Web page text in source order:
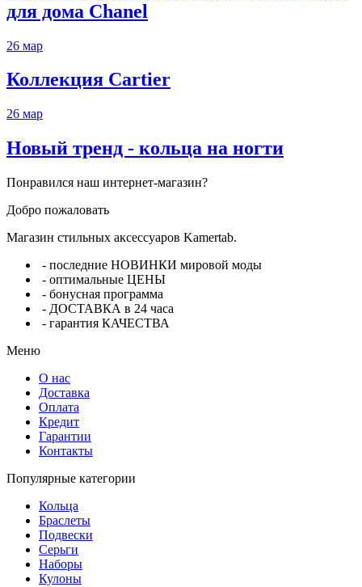
для дома Chanel
26 мар
Коллекция Cartier
26 мар
Новый тренд - кольца на ногти
Понравился наш интернет-магазин?
Добро пожаловать
Магазин стильных аксессуаров Kamertab.
- последние НОВИНКИ мировой моды
- оптимальные ЦЕНЫ
- бонусная программа
- ДОСТАВКА в 24 часа
- гарантия КАЧЕСТВА
Меню
О нас
Доставка
Оплата
Кредит
Гарантии
Контакты
Популярные категории
Кольца
Браслеты
Подвески
Серьги
Наборы
Кулоны